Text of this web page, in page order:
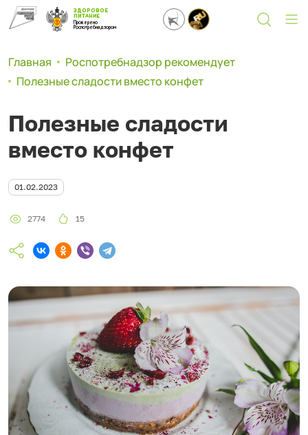
ЗДОРОВОЕ
ПИТАНИЕ
Проверено
Роспотребнадзором
Главная
Роспотребнадзор рекомендует
Полезные сладости вместо конфет
Полезные сладости
вместо конфет
01.02.2023
2774 15